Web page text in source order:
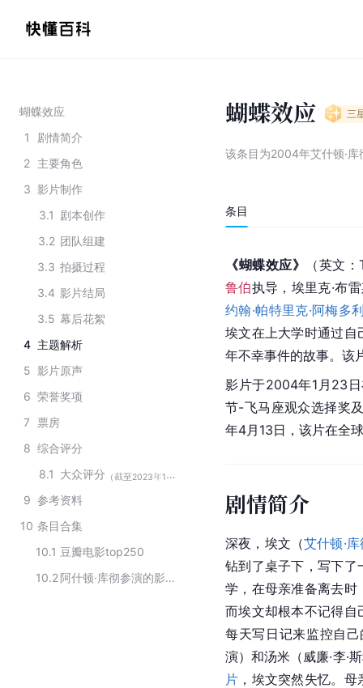
蝴蝶效应
1
剧情简介
2 主要角色
3 影片制作
3.1 剧本创作
3.2 团队组建
3.3 拍摄过程
3.4 影片结局
3.5 幕后花絮
4 主题解析
5 影片原声
6 荣誉奖项
7
票房
8 综合评分
8.1 大众评分 （截至2023年12月1日）
9 参考资料
10 条目合集
10.1 豆瓣电影top250
10.2
阿什顿·库彻参演的影视作品
蝴蝶效应 三
该条目为2004年艾什顿·
条目
《蝴蝶效应》
（英文
鲁伯执导，埃里克·布
约翰·帕特里克·阿梅多
埃文在上大学时通过自
年不幸事件的故事。该
影片于2004年1月23
节-飞马座观众选择奖
年4月13日，该片在全
剧情简介
深夜，埃文（艾什顿·
钻到了桌子下，写下了
学，在母亲准备离去时
而埃文却根本不记得自
每天写日记来监控自
演）和汤米 （威廉·李
片 ，埃文突然失忆。